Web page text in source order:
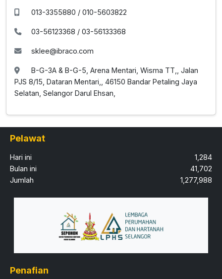
013-3355880 / 010-5603822
03-56123368 / 03-56133368
sklee@ibraco.com
B-G-3A & B-G-5, Arena Mentari, Wisma TT,, Jalan
PJS 8/15, Dataran Mentari,, 46150 Bandar Petaling Jaya
Selatan, Selangor Darul Ehsan,
Pelawat
Hari ini
1,284
Bulan ini
41,702
Jumlah
1,277,988
Penafian